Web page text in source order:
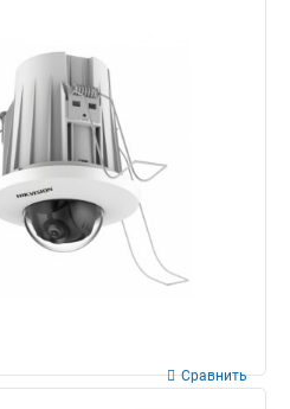
Сравнить